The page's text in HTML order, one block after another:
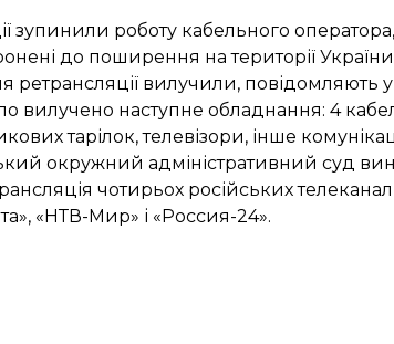
зупинили роботу кабельного
до поширення на території
ретрансляції вилучили, повідомляють
вилучено наступне обладнання: 4
тарілок, телевізори, інше
окружний адміністративний суд
чотирьох російських
«НТВ-Мир» і «Россия-24».